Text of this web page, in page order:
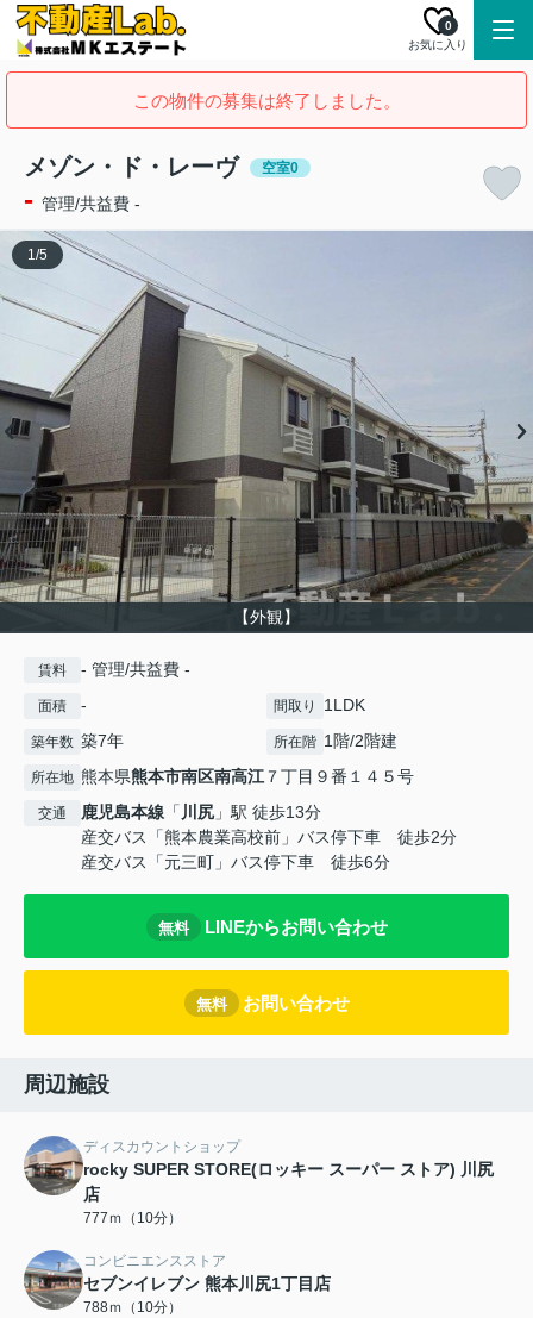
お気に入り
0
この物件の募集は終了しました。
メゾン・ド・レーヴ 空室0
- 管理/共益費 -
【外観】
1/5
賃料 - 管理/共益費 -
面積 - 間取り 1LDK
築年数 築7年 所在階 1階/2階建
所在地 熊本県熊本市南区南高江７丁目９番１４５号
交通 鹿児島本線 「 川尻 」駅 徒歩13分
産交バス「熊本農業高校前」バス停下車 徒歩2分
産交バス「元三町」バス停下車 徒歩6分
無料 LINEからお問い合わせ
無料 お問い合わせ
周辺施設
ディスカウントショップ
rocky SUPER STORE(ロッキー スーパー ストア) 川尻
店
777ｍ（10分）
コンビニエンスストア
セブンイレブン 熊本川尻1丁目店
788ｍ（10分）